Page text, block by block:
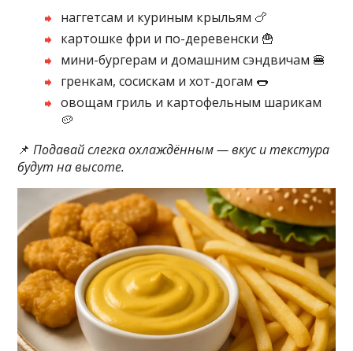
наггетсам и куриным крыльям 🍗
картошке фри и по-деревенски 🍟
мини-бургерам и домашним сэндвичам 🍔
гренкам, сосискам и хот-догам 🌭
овощам гриль и картофельным шарикам
🥔
📌Подавай слегка охлаждённым — вкус и текстура
будут на высоте.